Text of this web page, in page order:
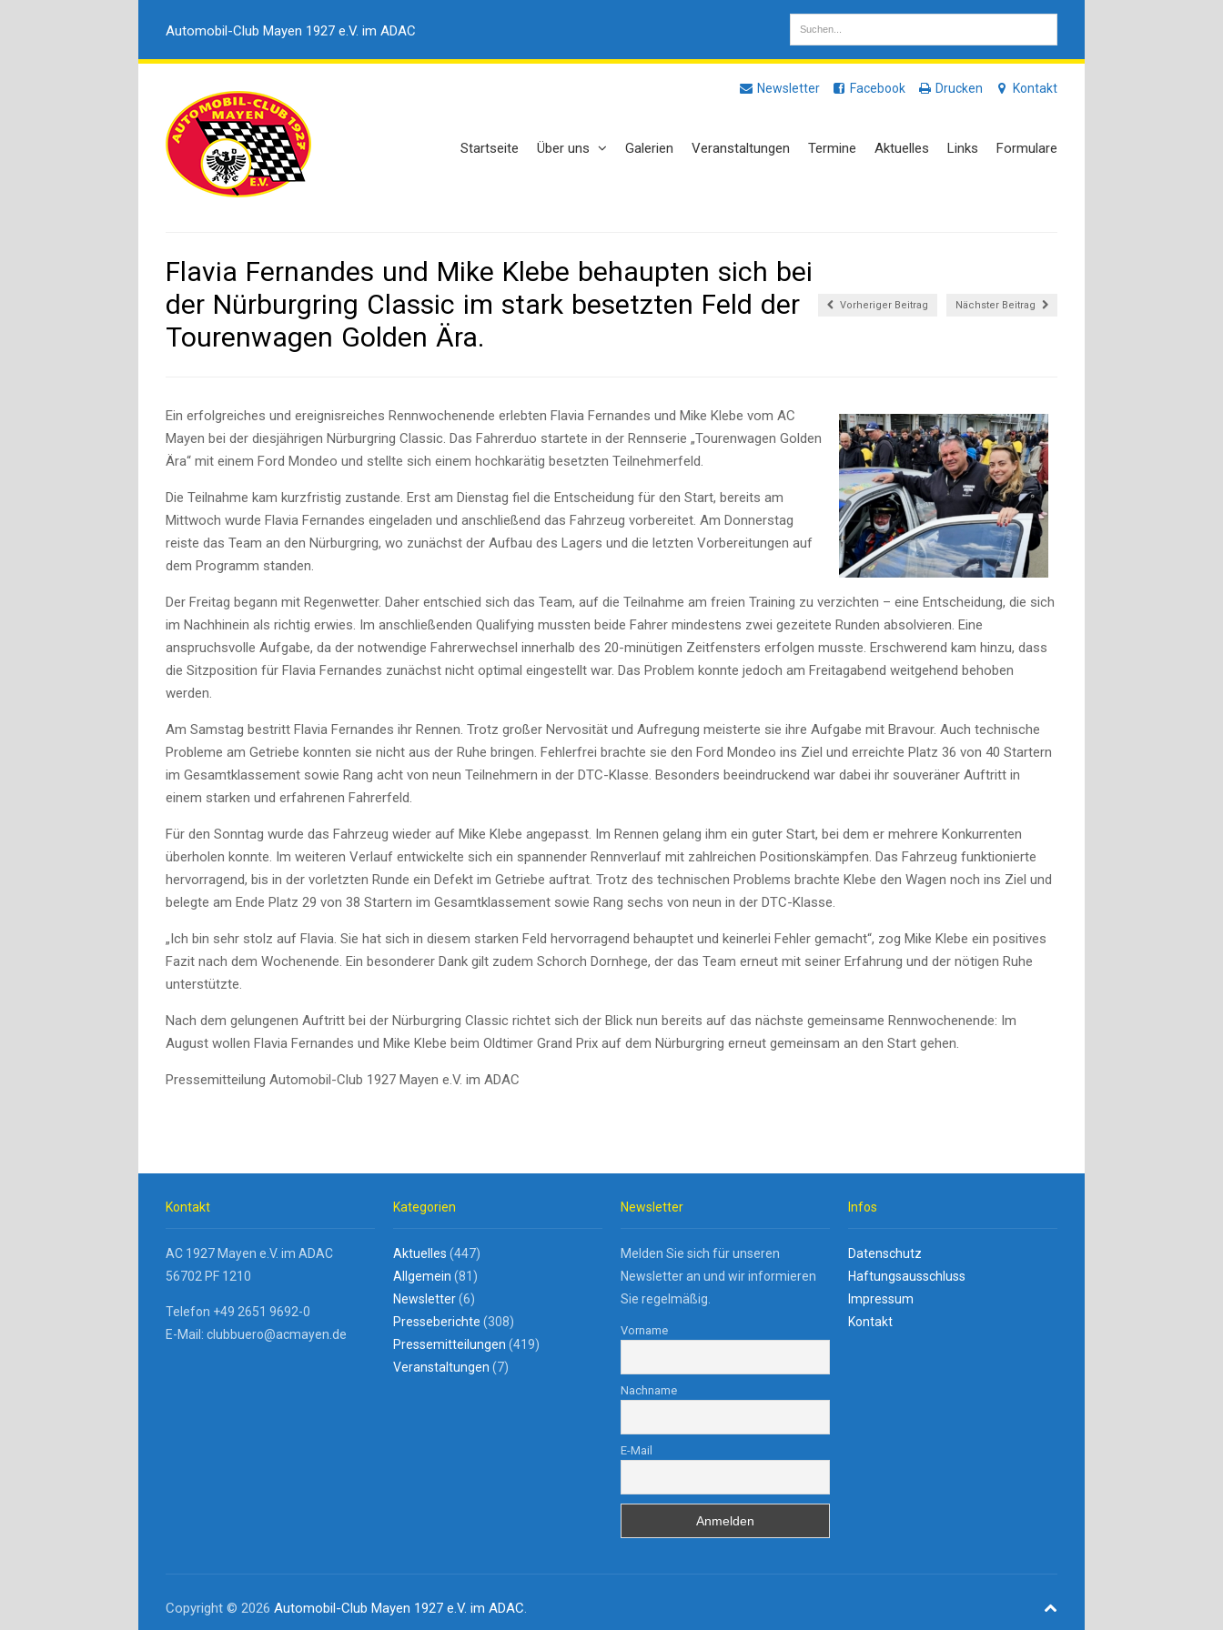
Automobil-Club Mayen 1927 e.V. im ADAC
Newsletter Facebook Drucken Kontakt
Startseite Über uns Galerien Veranstaltungen Termine Aktuelles Links Formulare
Flavia Fernandes und Mike Klebe behaupten sich bei
der Nürburgring Classic im stark besetzten Feld der
Tourenwagen Golden Ära.
Vorheriger Beitrag Nächster Beitrag
Ein erfolgreiches und ereignisreiches Rennwochenende erlebten Flavia Fernandes und Mike Klebe vom AC
Mayen bei der diesjährigen Nürburgring Classic. Das Fahrerduo startete in der Rennserie „Tourenwagen Golden
Ära“ mit einem Ford Mondeo und stellte sich einem hochkarätig besetzten Teilnehmerfeld.
Die Teilnahme kam kurzfristig zustande. Erst am Dienstag fiel die Entscheidung für den Start, bereits am
Mittwoch wurde Flavia Fernandes eingeladen und anschließend das Fahrzeug vorbereitet. Am Donnerstag
reiste das Team an den Nürburgring, wo zunächst der Aufbau des Lagers und die letzten Vorbereitungen auf
dem Programm standen.
Der Freitag begann mit Regenwetter. Daher entschied sich das Team, auf die Teilnahme am freien Training zu verzichten – eine Entscheidung, die sich
im Nachhinein als richtig erwies. Im anschließenden Qualifying mussten beide Fahrer mindestens zwei gezeitete Runden absolvieren. Eine
anspruchsvolle Aufgabe, da der notwendige Fahrerwechsel innerhalb des 20-minütigen Zeitfensters erfolgen musste. Erschwerend kam hinzu, dass
die Sitzposition für Flavia Fernandes zunächst nicht optimal eingestellt war. Das Problem konnte jedoch am Freitagabend weitgehend behoben
werden.
Am Samstag bestritt Flavia Fernandes ihr Rennen. Trotz großer Nervosität und Aufregung meisterte sie ihre Aufgabe mit Bravour. Auch technische
Probleme am Getriebe konnten sie nicht aus der Ruhe bringen. Fehlerfrei brachte sie den Ford Mondeo ins Ziel und erreichte Platz 36 von 40 Startern
im Gesamtklassement sowie Rang acht von neun Teilnehmern in der DTC-Klasse. Besonders beeindruckend war dabei ihr souveräner Auftritt in
einem starken und erfahrenen Fahrerfeld.
Für den Sonntag wurde das Fahrzeug wieder auf Mike Klebe angepasst. Im Rennen gelang ihm ein guter Start, bei dem er mehrere Konkurrenten
überholen konnte. Im weiteren Verlauf entwickelte sich ein spannender Rennverlauf mit zahlreichen Positionskämpfen. Das Fahrzeug funktionierte
hervorragend, bis in der vorletzten Runde ein Defekt im Getriebe auftrat. Trotz des technischen Problems brachte Klebe den Wagen noch ins Ziel und
belegte am Ende Platz 29 von 38 Startern im Gesamtklassement sowie Rang sechs von neun in der DTC-Klasse.
„Ich bin sehr stolz auf Flavia. Sie hat sich in diesem starken Feld hervorragend behauptet und keinerlei Fehler gemacht“, zog Mike Klebe ein positives
Fazit nach dem Wochenende. Ein besonderer Dank gilt zudem Schorch Dornhege, der das Team erneut mit seiner Erfahrung und der nötigen Ruhe
unterstützte.
Nach dem gelungenen Auftritt bei der Nürburgring Classic richtet sich der Blick nun bereits auf das nächste gemeinsame Rennwochenende: Im
August wollen Flavia Fernandes und Mike Klebe beim Oldtimer Grand Prix auf dem Nürburgring erneut gemeinsam an den Start gehen.
Pressemitteilung Automobil-Club 1927 Mayen e.V. im ADAC
Kontakt
AC 1927 Mayen e.V. im ADAC
56702 PF 1210
Telefon +49 2651 9692-0
E-Mail: clubbuero@acmayen.de
Kategorien
Aktuelles (447)
Allgemein (81)
Newsletter(6)
Presseberichte (308)
Pressemitteilungen (419)
Veranstaltungen (7)
Newsletter
Melden Sie sich für unseren
Newsletter an und wir informieren
Sie regelmäßig.
Vorname
Nachname
E-Mail
Infos
Datenschutz
Haftungsausschluss
Impressum
Kontakt
Copyright © 2026 Automobil-Club Mayen 1927 e.V. im ADAC.